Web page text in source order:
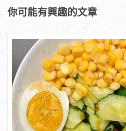
你可能有興趣的文章